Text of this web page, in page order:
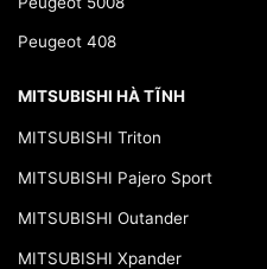
Peugeot 408
MITSUBISHI HÀ TĨNH
MITSUBISHI Triton
MITSUBISHI Pajero Sport
MITSUBISHI Outander
MITSUBISHI Xpander